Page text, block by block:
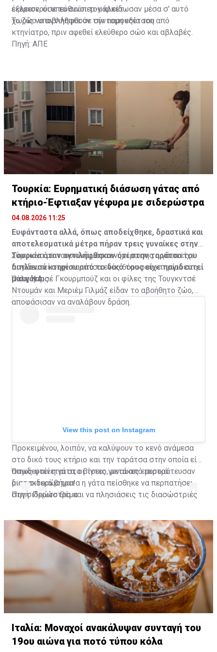
έκλεισε, οι υπεύθυνοι τον κλείδωσαν μέσα σ' αυτό
χωρίς να αντιληφθούν την παρουσία του.
εξερευνούσε το σούπερ-μάρκετ.
Το ζώο υποβλήθηκε σε σύντομη εξέταση από
κτηνίατρο, πριν αφεθεί ελεύθερο σώο και αβλαβές.
Πηγή: ΑΠΕ
Τουρκία: Ευρηματική διάσωση γάτας από
κτήριο-Έφτιαξαν γέφυρα με σιδερώστρα
04.08.2026 11:25
Ευφάνταστα αλλά, όπως αποδείχθηκε, δραστικά και
αποτελεσματικά μέτρα πήραν τρεις γυναίκες στην
Τουρκία όταν αντιλήφθηκαν ότι στην ταράτσα του
διπλανού κτηρίου από το δικό τους είχε παγιδευτεί
μια γάτα.
Σύμφωνα με τουρκικά μέσα ενημέρωσης η γάτα είχε
παγιδευτεί στην ταράτσα ενός 6όροφου κτηρίου στην
πόλη Καρς.
Όταν η Αισέ Γκουρμπούζ και οι φίλες της Τουγκντσέ
Ντουμάν και Μεριέμ Γιλμάζ είδαν το αβοήθητο ζώο,
αποφάσισαν να αναλάβουν δράση.
View this post on Instagram
A post shared by Habertürk TV (@haberturktv)
Προκειμένου, λοιπόν, να καλύψουν το κενό ανάμεσα
στο δικό τους κτήριο και την ταράτσα στην οποία είχε
παγιδευτεί η γάτα, οι τρεις γυναίκες επιστράτευσαν
μια... σιδερώστρα!
Όπως φαίνεται στο βίντεο, μετά από μερικά
διστακτικά βήματα η γάτα πείσθηκε να περπατήσει
στη σιδερώστρα και να πλησιάσεις τις διασώστριές
Πηγή: Πρώτο Θέμα
Ιταλία: Μοναχοί ανακάλυψαν συνταγή του
19ου αιώνα για ποτό τύπου κόλα